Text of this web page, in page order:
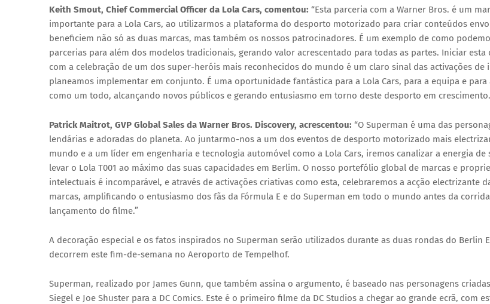
Keith Smout, Chief Commercial Officer da Lola Cars, comentou: “Esta parceria com a Warner Bros. é um
importante para a Lola Cars, ao utilizarmos a plataforma do desporto motorizado para criar conteúdos
beneficiem não só as duas marcas, mas também os nossos patrocinadores. É um exemplo de como
parcerias para além dos modelos tradicionais, gerando valor acrescentado para todas as partes. Iniciar esta
com a celebração de um dos super-heróis mais reconhecidos do mundo é um claro sinal das activações de
planeamos implementar em conjunto. É uma oportunidade fantástica para a Lola Cars, para a equipa e para
como um todo, alcançando novos públicos e gerando entusiasmo em torno deste desporto em
Patrick Maitrot, GVP Global Sales da Warner Bros. Discovery, acrescentou: “O Superman é uma das
lendárias e adoradas do planeta. Ao juntarmo-nos a um dos eventos de desporto motorizado mais
mundo e a um líder em engenharia e tecnologia automóvel como a Lola Cars, iremos canalizar a energia
levar o Lola T001 ao máximo das suas capacidades em Berlim. O nosso portefólio global de marcas e
intelectuais é incomparável, e através de activações criativas como esta, celebraremos a acção electrizante
marcas, amplificando o entusiasmo dos fãs da Fórmula E e do Superman em todo o mundo antes da
lançamento do filme.”
A decoração especial e os fatos inspirados no Superman serão utilizados durante as duas rondas do Berlin
decorrem este fim-de-semana no Aeroporto de Tempelhof.
Superman, realizado por James Gunn, que também assina o argumento, é baseado nas personagens
Siegel e Joe Shuster para a DC Comics. Este é o primeiro filme da DC Studios a chegar ao grande ecrã, com